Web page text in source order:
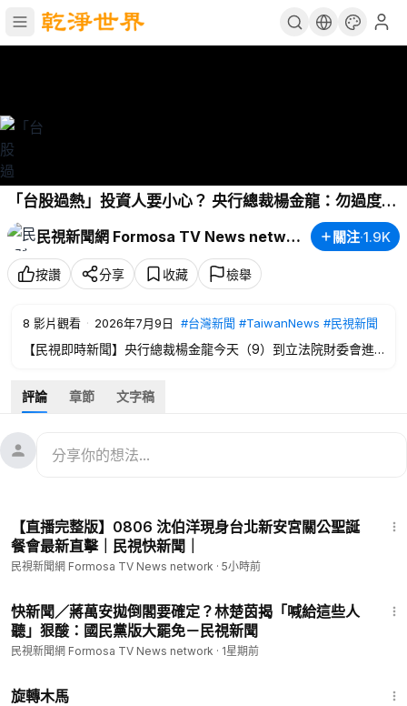
「台股過熱」投資人要小心？ 央行總裁楊金龍：勿過度開
槓桿－民視新聞
民視新聞網 Formosa TV News network
關注·1.9K
按讚 分享 收藏 檢舉
8 影片觀看 · 2026年7月9日 #台灣新聞 #TaiwanNews #民視新聞
【民視即時新聞】央行總裁楊金龍今天（9）到立法院財委會進
人，有多少錢，投資多少，不要過度使用槓桿，另外，針對市場
關注AI可能帶來的金融泡沫化風險，央行也坦言，信用資源過度
#台灣新聞 #TaiwanNews
--
--
📱下載民視新聞APP →https://www.ftvnews.com.tw/download
✅ 民視新聞網：https://www.ftvnews.com.tw/
✅ 加入民視LINE：https://lin.ee/jvHY7X4
✅ 訂閱民視IG：https://www.instagram.com/ftvnews/
評論 章節 文字稿
【直播完整版】0806 沈伯洋現身台北新安宮關公聖誕
餐會最新直擊｜民視快新聞｜
民視新聞網 Formosa TV News network · 5小時前
快新聞／蔣萬安拋倒閣要確定？林楚茵揭「喊給這些人
聽」狠酸：國民黨版大罷免－民視新聞
民視新聞網 Formosa TV News network · 1星期前
旋轉木馬